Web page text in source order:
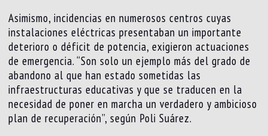
Asimismo, incidencias en numerosos centros cuyas
instalaciones eléctricas presentaban un importante
deterioro o déficit de potencia, exigieron actuaciones
de emergencia. “Son solo un ejemplo más del grado de
abandono al que han estado sometidas las
infraestructuras educativas y que se traducen en la
necesidad de poner en marcha un verdadero y ambicioso
plan de recuperación”, según Poli Suárez.